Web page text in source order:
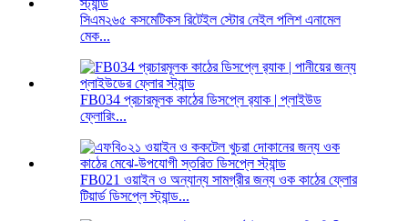
সিএম২৬৫ কসমেটিকস রিটেইল স্টোর নেইল পলিশ এনামেল
মেক...
FB034 প্রচারমূলক কাঠের ডিসপ্লে র‍্যাক | প্লাইউড
ফ্লোরিং...
FB021 ওয়াইন ও অন্যান্য সামগ্রীর জন্য ওক কাঠের ফ্লোর
টিয়ার্ড ডিসপ্লে স্ট্যান্ড...